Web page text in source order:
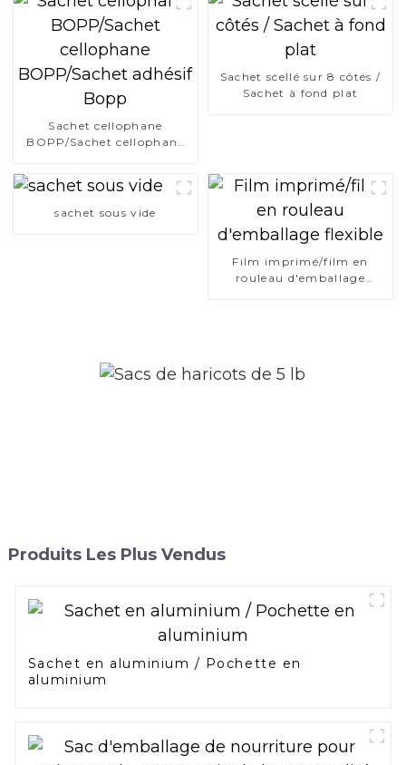
Sachet cellophane
BOPP/Sachet cellophane
Sachet scellé sur 8 côtés /
Sachet à fond plat
sachet sous vide
Film imprimé/film en
rouleau d'emballage
Produits Les Plus Vendus
Sachet en aluminium / Pochette en
aluminium